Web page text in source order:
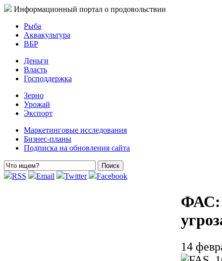
Информационный портал о продовольствии
Рыба
Аквакультура
ВБР
Деньги
Власть
Господдержка
Зерно
Урожай
Экспорт
Маркетинговые исследования
Бизнес-планы
Подписка на обновления сайта
RSS Email Twitter Facebook
ФАС:
14